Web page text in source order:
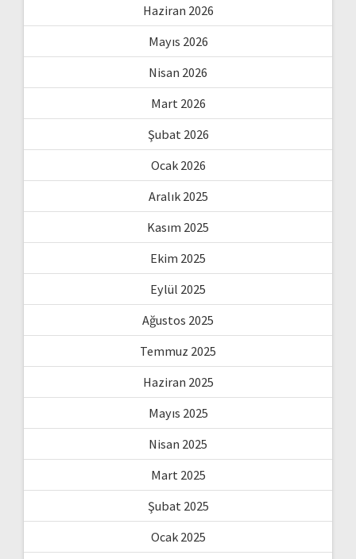
Haziran 2026
Mayıs 2026
Nisan 2026
Mart 2026
Şubat 2026
Ocak 2026
Aralık 2025
Kasım 2025
Ekim 2025
Eylül 2025
Ağustos 2025
Temmuz 2025
Haziran 2025
Mayıs 2025
Nisan 2025
Mart 2025
Şubat 2025
Ocak 2025